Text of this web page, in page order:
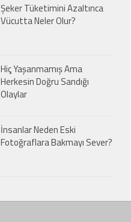
Şeker Tüketimini Azaltınca
Vücutta Neler Olur?
Hiç Yaşanmamış Ama
Herkesin Doğru Sandığı
Olaylar
İnsanlar Neden Eski
Fotoğraflara Bakmayı Sever?